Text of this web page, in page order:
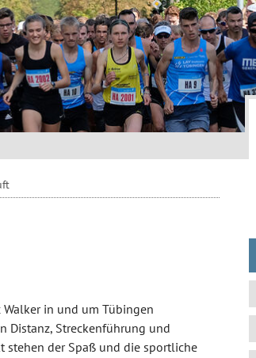
in und um Tübingen
Distanz, Streckenführung und
stehen der Spaß und die sportliche